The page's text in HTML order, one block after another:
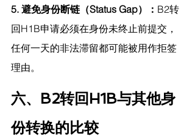
5. 避免身份断链（Status Gap）： B2转
回H1B申请必须在身份未终止前提交，
任何一天的非法滞留都可能被用作拒签
理由。
六、B2转回H1B与其他身
份转换的比较